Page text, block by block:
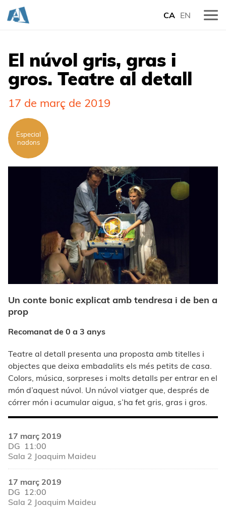
CA EN
El núvol gris, gras i
gros. Teatre al detall
17 de març de 2019
Especial
nadons
Un conte bonic explicat amb tendresa i de ben a
prop
Recomanat de 0 a 3 anys
Teatre al detall presenta una proposta amb titelles i
objectes que deixa embadalits els més petits de casa.
Colors, música, sorpreses i molts detalls per entrar en el
món d’aquest núvol. Un núvol viatger que, després de
córrer món i acumular aigua, s’ha fet gris, gras i gros.
17 març 2019
DG 11:00
Sala 2 Joaquim Maideu
17 març 2019
DG 12:00
Sala 2 Joaquim Maideu